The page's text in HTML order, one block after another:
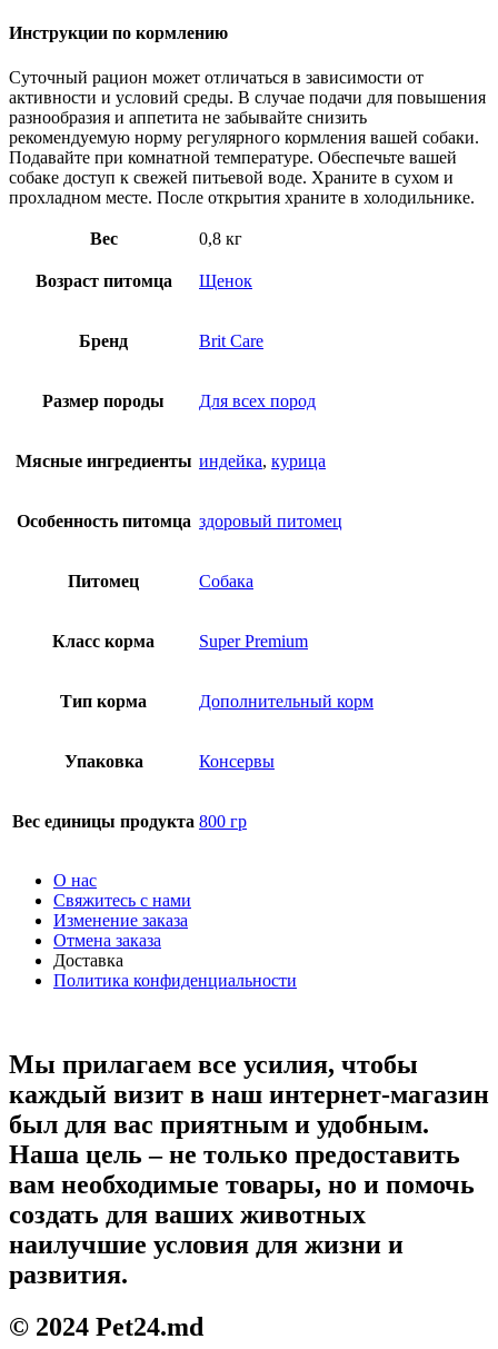
Инструкции по кормлению
Суточный рацион может отличаться в зависимости от
активности и условий среды. В случае подачи для повышения
разнообразия и аппетита не забывайте снизить
рекомендуемую норму регулярного кормления вашей собаки.
Подавайте при комнатной температуре. Обеспечьте вашей
собаке доступ к свежей питьевой воде. Храните в сухом и
прохладном месте. После открытия храните в холодильнике.
Вес 0,8 кг
Возраст питомца Щенок
Бренд Brit Care
Размер породы Для всех пород
Мясные ингредиенты индейка, курица
Особенность питомца здоровый питомец
Питомец Собака
Класс корма Super Premium
Тип корма Дополнительный корм
Упаковка Консервы
Вес единицы продукта 800 гр
О нас
Свяжитесь с нами
Изменение заказа
Отмена заказа
Доставка
Политика конфиденциальности
Мы прилагаем все усилия, чтобы
каждый визит в наш интернет-магазин
был для вас приятным и удобным.
Наша цель – не только предоставить
вам необходимые товары, но и помочь
создать для ваших животных
наилучшие условия для жизни и
развития.
© 2024 Pet24.md